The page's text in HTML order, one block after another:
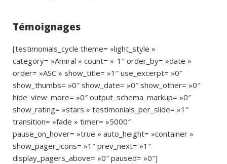
Témoignages
[testimonials_cycle theme= »light_style »
category= »Amiral » count= »-1″ order_by= »date »
order= »ASC » show_title= »1″ use_excerpt= »0″
show_thumbs= »0″ show_date= »0″ show_other= »0″
hide_view_more= »0″ output_schema_markup= »0″
show_rating= »stars » testimonials_per_slide= »1″
transition= »fade » timer= »5000″
pause_on_hover= »true » auto_height= »container »
show_pager_icons= »1″ prev_next= »1″
display_pagers_above= »0″ paused= »0″]